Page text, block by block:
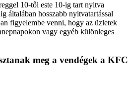
10-től este 10-ig tart nyitva
általában hosszabb nyitvatartással
figyelembe venni, hogy az üzletek
vagy egyéb különleges
meg a vendégek a KFC